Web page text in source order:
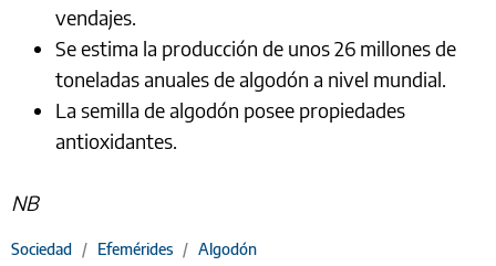
vendajes.
Se estima la producción de unos 26 millones de
toneladas anuales de algodón a nivel mundial.
La semilla de algodón posee propiedades
antioxidantes.
NB
Sociedad / Efemérides / Algodón